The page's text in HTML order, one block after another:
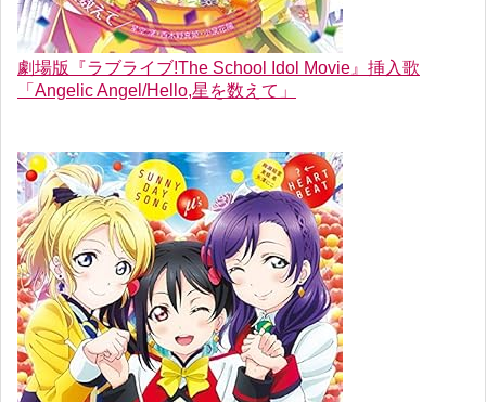
劇場版『ラブライブ!The School Idol Movie』挿入歌
「Angelic Angel/Hello,星を数えて」